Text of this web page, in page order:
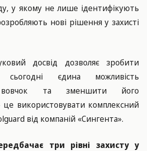
у якому не лише ідентифікують
нові рішення у захисті
досвід дозволяє зробити
єдина можливість
вовчок та зменшити його
використовувати комплексний
від компаній «Сингента».
три рівні захисту у